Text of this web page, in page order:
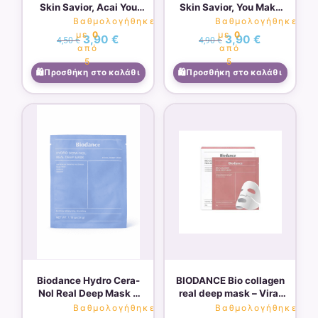
Skin Savior, Acai You
Checking Me Out, 1
Beauty Sheet Mask,
0.68 fl oz (20 ml)
Βαθμολογήθηκε
με0
από
5
4,50€ 3,90 €
Προσθήκη στο καλάθι
Skin Savior, You Make
Me Coconuts, 1 Beauty
Sheet Mask, 0.68 fl oz
(20 ml)
Βαθμολογήθηκε
με0
από
5
4,90€ 3,90 €
Προσθήκη στο καλάθι
Biodance Hydro Cera-
Nol Real Deep Mask –
34g
Βαθμολογήθηκε
BIODANCE Bio collagen
real deep mask – Viral
Ενυδατική μάσκα για
Βαθμολογήθηκε